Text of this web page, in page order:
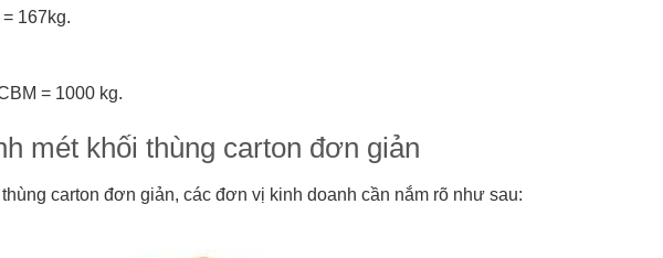
167kg.
= 1000 kg.
mét khối thùng carton đơn giản
carton đơn giản, các đơn vị kinh doanh cần nắm rõ như sau: